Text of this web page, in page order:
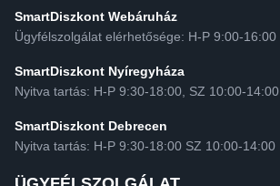
SmartDiszkont Webáruház
Ügyfélszolgálat elérhetősége: H-P 9:00-16:00
SmartDiszkont Nyíregyháza
Nyitva tartás: H-P 9:30-18:00, SZ 10:00-14:00
SmartDiszkont Debrecen
Nyitva tartás: H-P 9:30-18:00 SZ 10:00-14:00